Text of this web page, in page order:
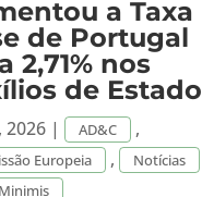
a Taxa
de Portugal
2,71% nos
de Estado
2026 | AD&C ,
Europeia , Notícias